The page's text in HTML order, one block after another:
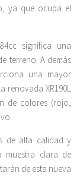
ya que ocupa el
significa una
terreno. A demás
una mayor
renovada XR190L
de colores (rojo,
de alta calidad y
muestra clara de
de esta nueva